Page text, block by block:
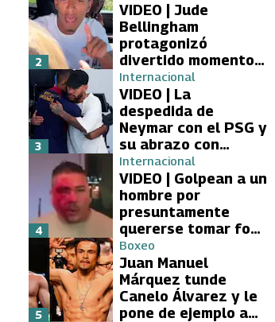
VIDEO | Jude
Bellingham
protagonizó
divertido momento
con aficionada del
Real Madrid
2
Internacional
VIDEO | La
despedida de
Neymar con el PSG y
su abrazo con
Kylian Mbappé
3
Internacional
VIDEO | Golpean a un
hombre por
presuntamente
quererse tomar foto
con Lionel Messi
4
Boxeo
Juan Manuel
Márquez tunde
Canelo Álvarez y le
pone de ejemplo a
5